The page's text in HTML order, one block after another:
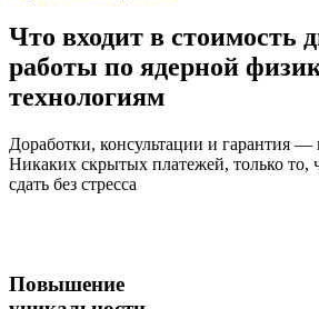
Что входит в стоимость
работы по ядерной
технологиям
Доработки, консультации и гарантия —
Никаких скрытых платежей, только то,
сдать без стресса
Повышение